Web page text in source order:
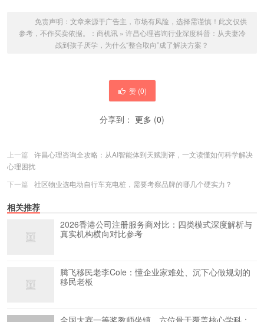
免责声明：文章来源于广告主，市场有风险，选择需谨慎！此文仅供
参考，不作买卖依据。： 商机讯» 许昌心理咨询行业深度科普：从夫妻冷
战到孩子厌学，为什么“整合取向”成了解决方案？
赞 (0)
分享到： 更多 (0)
上一篇
许昌心理咨询全攻略：从AI智能体到天赋测评，一文读懂如何科学解决
心理困扰
下一篇
社区物业选电动自行车充电桩，需要考察品牌的哪几个硬实力？
相关推荐
2026香港公司注册服务商对比：四类模式深度解析与
真实机构横向对比参考
腾飞移民老李Cole：懂企业家难处、沉下心做规划的
移民老板
全国大赛一等奖教师坐镇，六位骨干覆盖核心学科：